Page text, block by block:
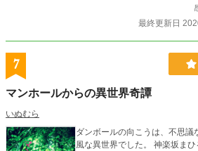
最終更新日
7
マンホールからの異世界奇譚
いぬむら
ダンボールの向こうは、不思
風な異世界でした。 神楽坂まひる。26歳、独身。小さなデザ